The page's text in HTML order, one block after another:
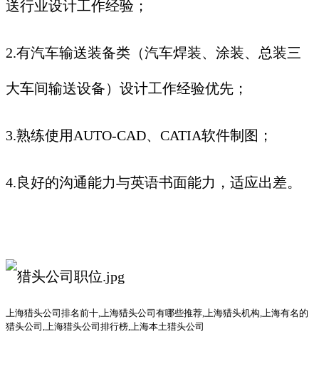
送行业设计工作经验；
2.有汽车输送装备类（汽车焊装、涂装、总装三
大车间输送设备）设计工作经验优先；
3.熟练使用AUTO-CAD、CATIA软件制图；
4.良好的沟通能力与英语书面能力，适应出差。
上海猎头公司排名前十 ,上海猎头公司有哪些推荐,上海猎头机构,上海有名的
猎头公司,上海猎头公司排行榜,上海本土猎头公司